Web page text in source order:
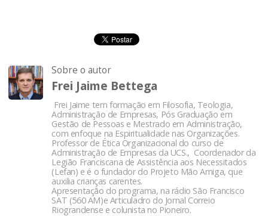
Sobre o autor
Frei Jaime Bettega
Frei Jaime tem formação em Filosofia, Teologia,
Administração de Empresas, Pós Graduação em
Gestão de Pessoas e Mestrado em Administração,
com enfoque na Espiritualidade nas Organizações.
Professor de Ética Organizacional do curso de
Administração de Empresas da UCS., Coordenador da
Legião Franciscana de Assistência aos Necessitados
(Lefan) e é o fundador do Projeto Mão Amiga, que
auxilia crianças carentes.
Apresentação do programa, na rádio São Francisco
SAT (560 AM)e Articuladro do Jornal Correio
Riograndense e colunista no Pioneiro.